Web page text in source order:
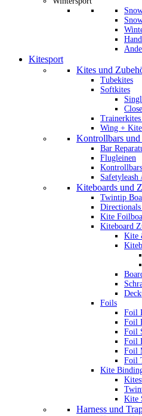
Kitesport
Kites und
Tubekites
Softkites
Wing +
Kontrollbars
Bar
Flugleinen
Kontrollbars
Safetyleash
Kiteboards und
Twintip
Kite
Kiteboard
Kite
Foils
Foil
Foil
Foil
Foil
Foil
Foil
Kite
Kite
Harness und